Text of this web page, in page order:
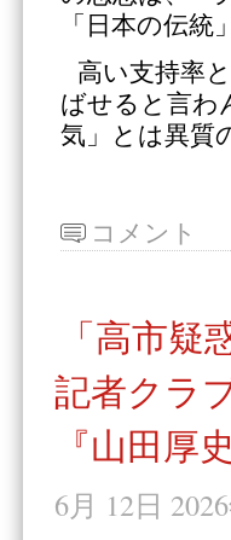
「日本の伝
高い支持率
ばせると言わ
気」とは異質
コメント
「高市疑
記者クラ
『山田厚
6月 12日